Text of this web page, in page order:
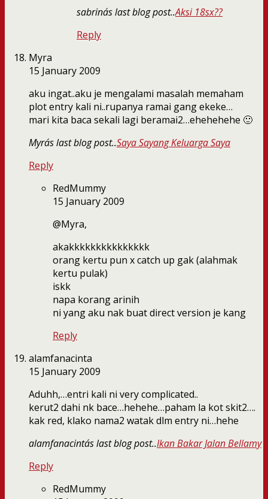
sabrina´s last blog post..Aksi 18sx??
Reply
Myra
15 January 2009
aku ingat..aku je mengalami masalah memaham
plot entry kali ni..rupanya ramai gang ekeke…
mari kita baca sekali lagi beramai2…ehehehehe 🙂
Myra´s last blog post..Saya Sayang Keluarga Saya
Reply
RedMummy
15 January 2009
@Myra,
akakkkkkkkkkkkkkkk
orang kertu pun x catch up gak (alahmak
kertu pulak)
iskk
napa korang arinih
ni yang aku nak buat direct version je kang
Reply
alamfanacinta
15 January 2009
Aduhh,…entri kali ni very complicated..
kerut2 dahi nk bace…hehehe…paham la kot skit2….
kak red, klako nama2 watak dlm entry ni…hehe
alamfanacinta´s last blog post..Ikan Bakar Jalan Bellamy
Reply
RedMummy